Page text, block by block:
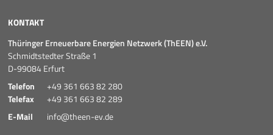
KONTAKT
Thüringer Erneuerbare Energien Netzwerk (ThEEN) e.V.
Schmidtstedter Straße 1
D-99084 Erfurt
Telefon
+49 361 663 82 280
Telefax
+49 361 663 82 289
E-Mail
info@theen-ev.de